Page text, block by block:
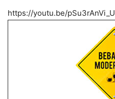
https://youtu.be/pSu3rAnVi_U